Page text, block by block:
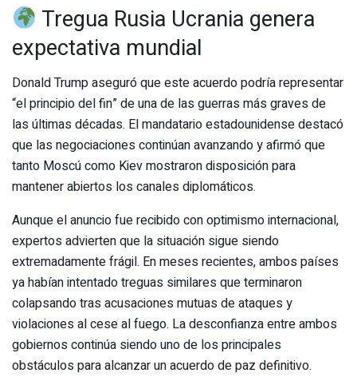
Tregua Rusia Ucrania genera
expectativa mundial
Donald Trump aseguró que este acuerdo podría representar
“el principio del fin” de una de las guerras más graves de
las últimas décadas. El mandatario estadounidense destacó
que las negociaciones continúan avanzando y afirmó que
tanto Moscú como Kiev mostraron disposición para
mantener abiertos los canales diplomáticos.
Aunque el anuncio fue recibido con optimismo internacional,
expertos advierten que la situación sigue siendo
extremadamente frágil. En meses recientes, ambos países
ya habían intentado treguas similares que terminaron
colapsando tras acusaciones mutuas de ataques y
violaciones al cese al fuego. La desconfianza entre ambos
gobiernos continúa siendo uno de los principales
obstáculos para alcanzar un acuerdo de paz definitivo.